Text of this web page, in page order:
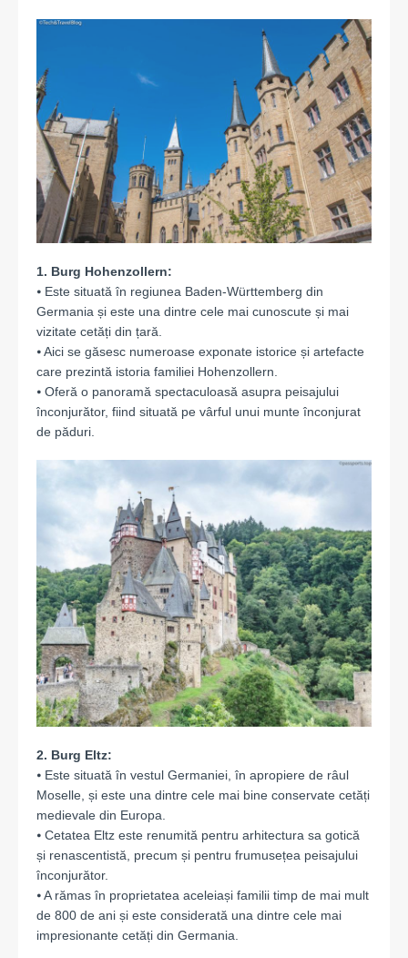
1. Burg Hohenzollern:
⦁ Este situată în regiunea Baden-Württemberg din
Germania și este una dintre cele mai cunoscute și mai
vizitate cetăți din țară.
⦁ Aici se găsesc numeroase exponate istorice și artefacte
care prezintă istoria familiei Hohenzollern.
⦁ Oferă o panoramă spectaculoasă asupra peisajului
înconjurător, fiind situată pe vârful unui munte înconjurat
de păduri.
2. Burg Eltz:
⦁ Este situată în vestul Germaniei, în apropiere de râul
Moselle, și este una dintre cele mai bine conservate cetăți
medievale din Europa.
⦁ Cetatea Eltz este renumită pentru arhitectura sa gotică
și renascentistă, precum și pentru frumusețea peisajului
înconjurător.
⦁ A rămas în proprietatea aceleiași familii timp de mai mult
de 800 de ani și este considerată una dintre cele mai
impresionante cetăți din Germania.